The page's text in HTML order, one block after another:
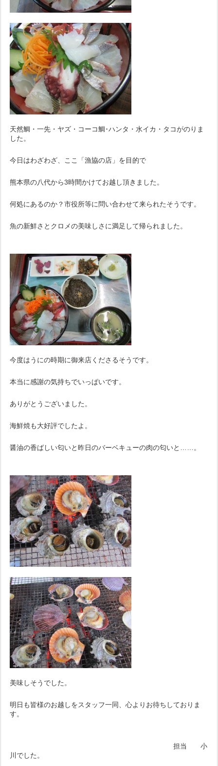
天然鯛・一先・ヤズ・コーコ鯛･ハンタ・水イカ・タコがのりま
した。
今日はわざわざ、ここ「漁協の店」を目的で
熊本県の八代から3時間かけてお越し頂きました。
何処にあるのか？市役所等に問い合わせて来られたそうです。
魚の新鮮さとクロメの美味しさに満足して帰られました。
今度はうにの時期に御来店くださるそうです。
本当に感謝の気持ちでいっぱいです。
ありがとうございました。
海鮮焼も大好評でしたよ。
醤油の香ばしい匂いと昨日のバーベキューの肉の匂いと……。
美味しそうでした。
明日も皆様のお越しをスタッフ一同、心よりお待ちしておりま
す。
担当 小
川でした。